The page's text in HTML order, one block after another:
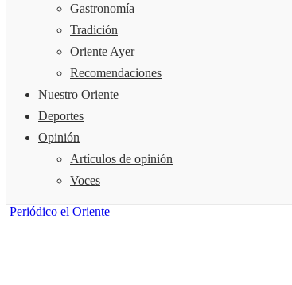
Gastronomía
Tradición
Oriente Ayer
Recomendaciones
Nuestro Oriente
Deportes
Opinión
Artículos de opinión
Voces
Periódico el Oriente